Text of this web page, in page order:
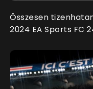
Összesen
2024 EA Sports FC